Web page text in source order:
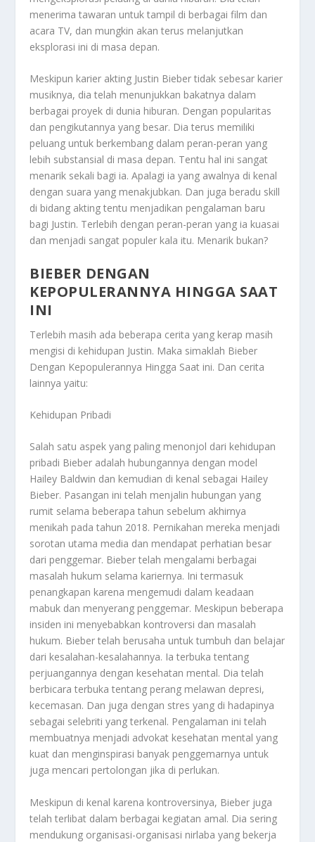
menerima tawaran untuk tampil di berbagai film dan
acara TV, dan mungkin akan terus melanjutkan
eksplorasi ini di masa depan.
Meskipun karier akting Justin Bieber tidak sebesar karier
musiknya, dia telah menunjukkan bakatnya dalam
berbagai proyek di dunia hiburan. Dengan popularitas
dan pengikutannya yang besar. Dia terus memiliki
peluang untuk berkembang dalam peran-peran yang
lebih substansial di masa depan. Tentu hal ini sangat
menarik sekali bagi ia. Apalagi ia yang awalnya di kenal
dengan suara yang menakjubkan. Dan juga beradu skill
di bidang akting tentu menjadikan pengalaman baru
bagi Justin. Terlebih dengan peran-peran yang ia kuasai
dan menjadi sangat populer kala itu. Menarik bukan?
BIEBER DENGAN
KEPOPULERANNYA HINGGA SAAT
INI
Terlebih masih ada beberapa cerita yang kerap masih
mengisi di kehidupan Justin. Maka simaklah Bieber
Dengan Kepopulerannya Hingga Saat ini. Dan cerita
lainnya yaitu:
Kehidupan Pribadi
Salah satu aspek yang paling menonjol dari kehidupan
pribadi Bieber adalah hubungannya dengan model
Hailey Baldwin dan kemudian di kenal sebagai Hailey
Bieber. Pasangan ini telah menjalin hubungan yang
rumit selama beberapa tahun sebelum akhirnya
menikah pada tahun 2018. Pernikahan mereka menjadi
sorotan utama media dan mendapat perhatian besar
dari penggemar. Bieber telah mengalami berbagai
masalah hukum selama kariernya. Ini termasuk
penangkapan karena mengemudi dalam keadaan
mabuk dan menyerang penggemar. Meskipun beberapa
insiden ini menyebabkan kontroversi dan masalah
hukum. Bieber telah berusaha untuk tumbuh dan belajar
dari kesalahan-kesalahannya. Ia terbuka tentang
perjuangannya dengan kesehatan mental. Dia telah
berbicara terbuka tentang perang melawan depresi,
kecemasan. Dan juga dengan stres yang di hadapinya
sebagai selebriti yang terkenal. Pengalaman ini telah
membuatnya menjadi advokat kesehatan mental yang
kuat dan menginspirasi banyak penggemarnya untuk
juga mencari pertolongan jika di perlukan.
Meskipun di kenal karena kontroversinya, Bieber juga
telah terlibat dalam berbagai kegiatan amal. Dia sering
mendukung organisasi-organisasi nirlaba yang bekerja